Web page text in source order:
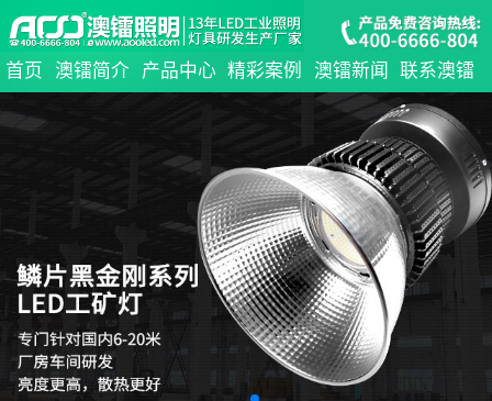
首页 澳镭简介 产品中心 精彩案例 澳镭新闻 联系澳镭